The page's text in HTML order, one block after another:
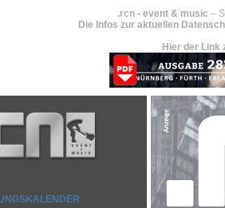
.rcn - event & music –
Die Infos zur aktuellen
Hier der Link